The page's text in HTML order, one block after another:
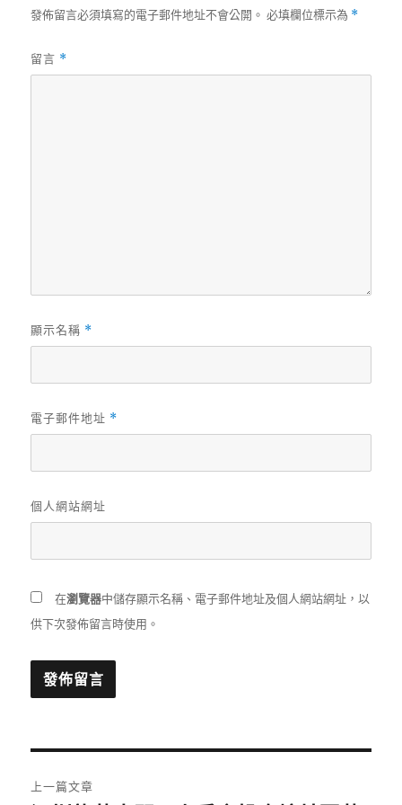
發佈留言必須填寫的電子郵件地址不會公開。 必填欄位標示為 *
留言 *
顯示名稱 *
電子郵件地址 *
個人網站網址
在瀏覽器中儲存顯示名稱、電子郵件地址及個人網站網址，以
供下次發佈留言時使用。
上一篇文章